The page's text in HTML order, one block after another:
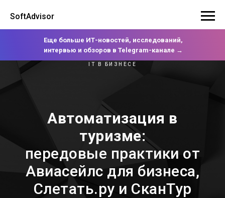
SoftAdvisor
Еще больше ИТ-новостей, исследований,
интервью и обзоров в Telegram-канале →
IT В БИЗНЕСЕ
Автоматизация в
туризме:
передовые практики от
Авиасейлс для бизнеса,
Слетать.ру и СканТур